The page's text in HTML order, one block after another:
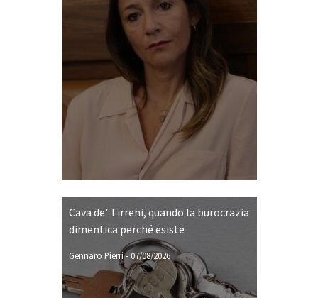
Cava de' Tirreni, quando la burocrazia
dimentica perché esiste
Gennaro Pierri- 07/08/2026